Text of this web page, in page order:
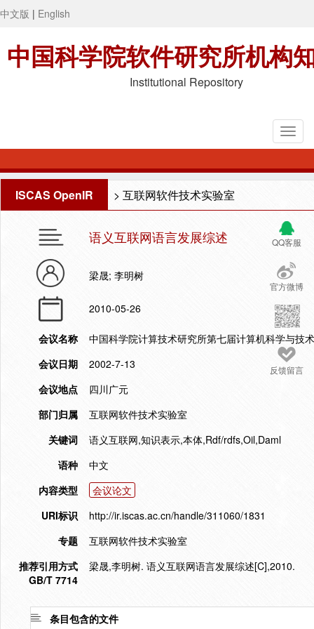
中文版 | English
中国科学院软件研究所机构
Institutional Repository
ISCAS OpenIR > 互联网软件技术实验室
QQ客服
官方微博
反馈留言
语义互联网语言发展综述
梁晟; 李明树
2010-05-26
会议名称
中国科学院计算技术研究所第七届计算机科学与技
会议日期
2002-7-13
会议地点
四川广元
部门归属
互联网软件技术实验室
关键词
语义互联网,知识表示,本体,Rdf/rdfs,Oil,Daml
语种
中文
内容类型
会议论文
URI标识
http://ir.iscas.ac.cn/handle/311060/1831
专题
互联网软件技术实验室
推荐引用方式
GB/T 7714
梁晟,李明树. 语义互联网语言发展综述[C],2010.
条目包含的文件